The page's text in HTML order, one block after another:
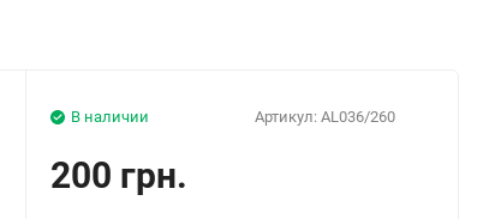
Артикул: AL036/260
В наличии
200 грн.